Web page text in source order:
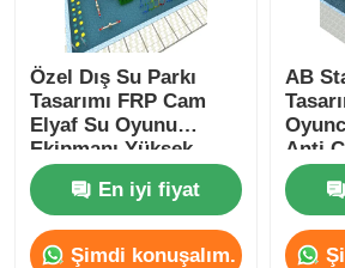
Özel Dış Su Parkı
Tasarımı FRP Cam
Elyaf Su Oyunu
Ekipmanı Yüksek
Dayanıklılık
En iyi fiyat
Şimdi konuşalım.
AB
Anti